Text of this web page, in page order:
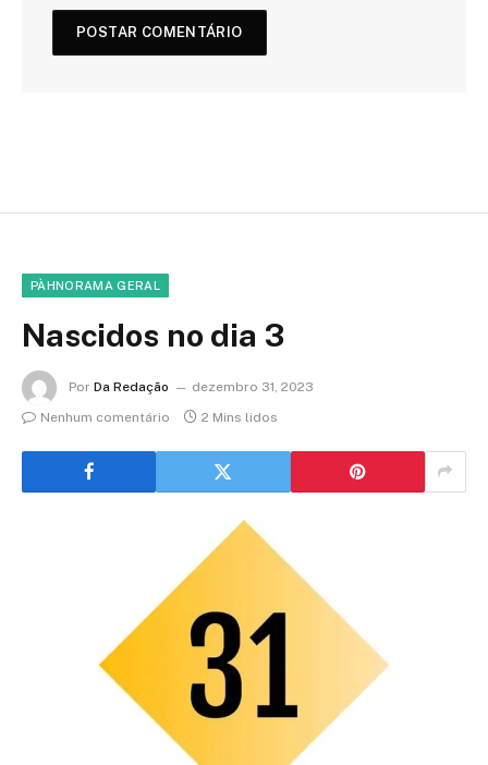
PÀHNORAMA GERAL
Nascidos no dia 3
Por Da Redação
dezembro 31, 2023
Nenhum comentário
2 Mins lidos